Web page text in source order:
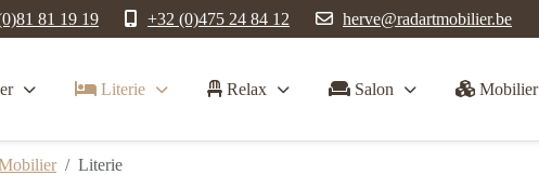
81 19 19 +32 (0)475 24 84 12 herve@radartmobilier.be
Literie Relax Salon Mobilier
Literie